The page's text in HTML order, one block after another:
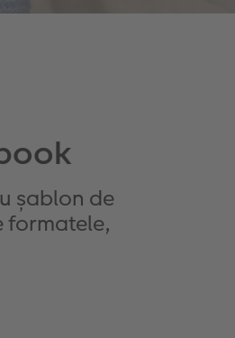
șablon de
formatele,